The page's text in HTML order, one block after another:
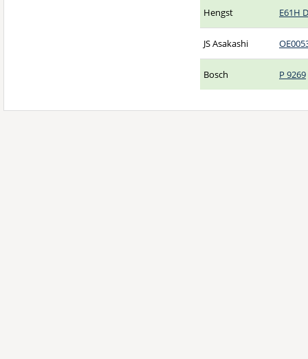
Hengst E61H
JS Asakashi
Bosch P 9269